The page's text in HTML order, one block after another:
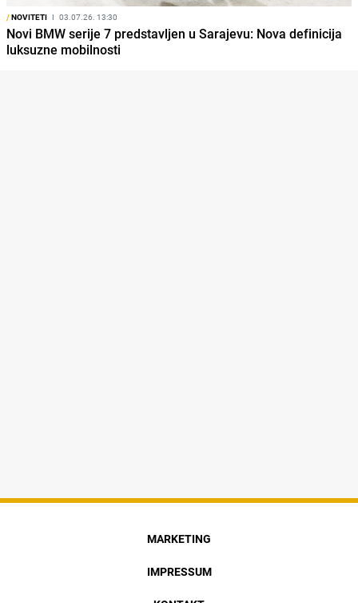
/NOVITETI I 03.07.26. 13:30
Novi BMW serije 7 predstavljen u Sarajevu: Nova definicija
luksuzne mobilnosti
MARKETING
IMPRESSUM